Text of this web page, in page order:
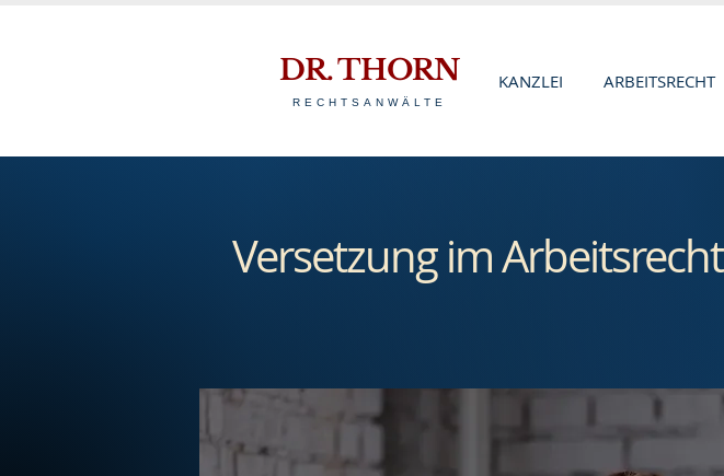
DR. THORN KANZLEI ARBEITSRECHT
RECHTSANWÄLTE
Versetzung im Arbeitsrecht